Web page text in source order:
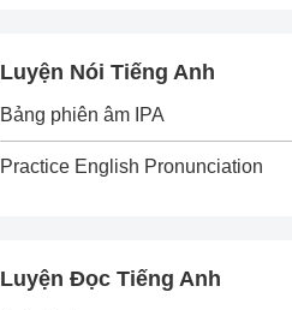
Luyện Nói Tiếng Anh
Bảng phiên âm IPA
Practice English Pronunciation
Luyện Đọc Tiếng Anh